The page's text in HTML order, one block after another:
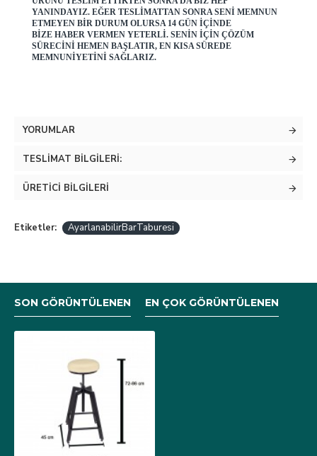
YANINDAYIZ. EĞER TESLIMATTAN SONRA SENI MEMNUN
ETMEYEN BIR DURUM OLURSA 14 GÜN IÇINDE
BIZE HABER VERMEN YETERLI. SENIN IÇIN ÇÖZÜM
SÜRECINI HEMEN BAŞLATIR, EN KISA SÜREDE
MEMNUNIYETINI SAĞLARIZ.
YORUMLAR
TESLIMAT BILGILERI:
ÜRETICI BILGILERI
Etiketler: AyarlanabilirBarTaburesi
SON GÖRÜNTÜLENEN EN ÇOK GÖRÜNTÜLENEN